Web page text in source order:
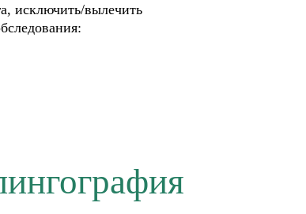
исключить/вылечить